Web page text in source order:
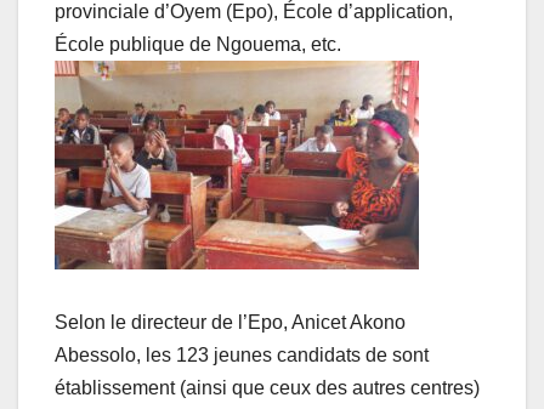
provinciale d’Oyem (Epo), École d’application,
École publique de Ngouema, etc.
Selon le directeur de l’Epo, Anicet Akono
Abessolo, les 123 jeunes candidats de sont
établissement (ainsi que ceux des autres centres)